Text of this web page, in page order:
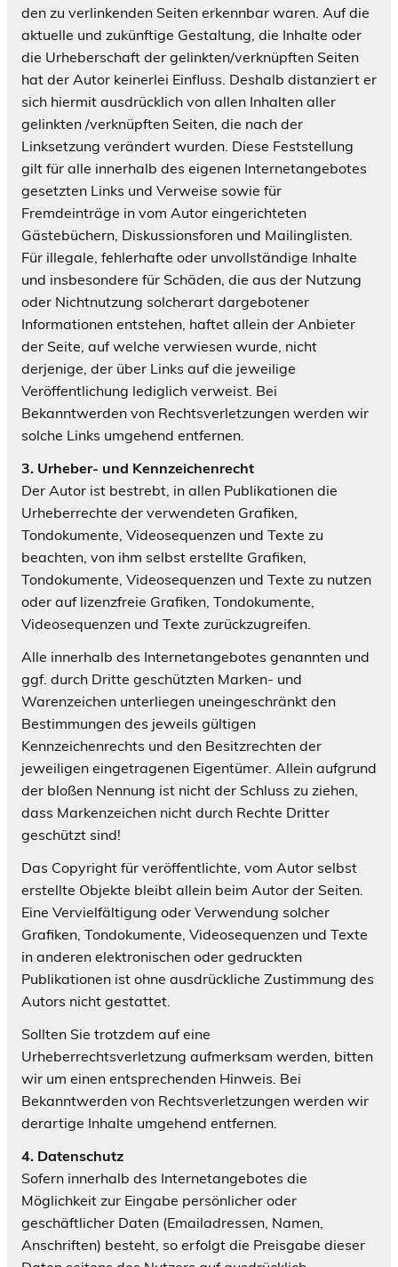
den zu verlinkenden Seiten erkennbar waren. Auf die
aktuelle und zukünftige Gestaltung, die Inhalte oder
die Urheberschaft der gelinkten/verknüpften Seiten
hat der Autor keinerlei Einfluss. Deshalb distanziert er
sich hiermit ausdrücklich von allen Inhalten aller
gelinkten /verknüpften Seiten, die nach der
Linksetzung verändert wurden. Diese Feststellung
gilt für alle innerhalb des eigenen Internetangebotes
gesetzten Links und Verweise sowie für
Fremdeinträge in vom Autor eingerichteten
Gästebüchern, Diskussionsforen und Mailinglisten.
Für illegale, fehlerhafte oder unvollständige Inhalte
und insbesondere für Schäden, die aus der Nutzung
oder Nichtnutzung solcherart dargebotener
Informationen entstehen, haftet allein der Anbieter
der Seite, auf welche verwiesen wurde, nicht
derjenige, der über Links auf die jeweilige
Veröffentlichung lediglich verweist. Bei
Bekanntwerden von Rechtsverletzungen werden wir
solche Links umgehend entfernen.
3. Urheber- und Kennzeichenrecht
Der Autor ist bestrebt, in allen Publikationen die
Urheberrechte der verwendeten Grafiken,
Tondokumente, Videosequenzen und Texte zu
beachten, von ihm selbst erstellte Grafiken,
Tondokumente, Videosequenzen und Texte zu nutzen
oder auf lizenzfreie Grafiken, Tondokumente,
Videosequenzen und Texte zurückzugreifen.
Alle innerhalb des Internetangebotes genannten und
ggf. durch Dritte geschützten Marken- und
Warenzeichen unterliegen uneingeschränkt den
Bestimmungen des jeweils gültigen
Kennzeichenrechts und den Besitzrechten der
jeweiligen eingetragenen Eigentümer. Allein aufgrund
der bloßen Nennung ist nicht der Schluss zu ziehen,
dass Markenzeichen nicht durch Rechte Dritter
geschützt sind!
Das Copyright für veröffentlichte, vom Autor selbst
erstellte Objekte bleibt allein beim Autor der Seiten.
Eine Vervielfältigung oder Verwendung solcher
Grafiken, Tondokumente, Videosequenzen und Texte
in anderen elektronischen oder gedruckten
Publikationen ist ohne ausdrückliche Zustimmung des
Autors nicht gestattet.
Sollten Sie trotzdem auf eine
Urheberrechtsverletzung aufmerksam werden, bitten
wir um einen entsprechenden Hinweis. Bei
Bekanntwerden von Rechtsverletzungen werden wir
derartige Inhalte umgehend entfernen.
4. Datenschutz
Sofern innerhalb des Internetangebotes die
Möglichkeit zur Eingabe persönlicher oder
geschäftlicher Daten (Emailadressen, Namen,
Anschriften) besteht, so erfolgt die Preisgabe dieser